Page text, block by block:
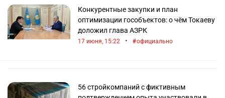
понадобится — электронная подпись, набор
необходимых документов и рабочий компьютер.
Если вам интересна актуальная информация о
том, как проходят электронные торги в РК, а также
Конкурентные закупки и план
оптимизации гособъектов: о чём Токаеву
доложил глава АЗРК
17 июня, 15:22 • официально
56 стройкомпаний с фиктивным